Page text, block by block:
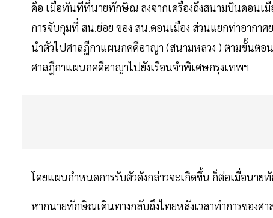
คือ เมื่อทันทีที่นายทักษิณ ลงจากเครื่องถึงสนามบินดอนเมื
การจับกุมที่ สน.ย่อย ของ สน.ดอนเมือง ส่วนแยกท่าอาก
นำตัวไปศาลฎีกาแผนกคดีอาญา (สนามหลวง ) ตามขั้นต
ศาลฎีกาแผนกคดีอาญาไปยังเรือนจำพิเศษกรุงเทพฯ
โดยแผนกำหนดการรับตัวดังกล่าวจะเกิดขึ้น ก็ต่อเมื่อนาย
หากนายทักษิณเดินทางกลับถึงไทยหลังเวลาทำการของ